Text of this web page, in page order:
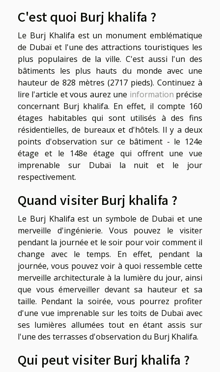
C'est quoi Burj khalifa ?
Le Burj Khalifa est un monument emblématique
de Dubaï et l'une des attractions touristiques les
plus populaires de la ville. C'est aussi l'un des
bâtiments les plus hauts du monde avec une
hauteur de 828 mètres (2717 pieds). Continuez à
lire l'article et vous aurez une information précise
concernant Burj khalifa. En effet, il compte 160
étages habitables qui sont utilisés à des fins
résidentielles, de bureaux et d'hôtels. Il y a deux
points d'observation sur ce bâtiment - le 124e
étage et le 148e étage qui offrent une vue
imprenable sur Dubaï la nuit et le jour
respectivement.
Quand visiter Burj khalifa ?
Le Burj Khalifa est un symbole de Dubaï et une
merveille d'ingénierie. Vous pouvez le visiter
pendant la journée et le soir pour voir comment il
change avec le temps. En effet, pendant la
journée, vous pouvez voir à quoi ressemble cette
merveille architecturale à la lumière du jour, ainsi
que vous émerveiller devant sa hauteur et sa
taille. Pendant la soirée, vous pourrez profiter
d'une vue imprenable sur les toits de Dubaï avec
ses lumières allumées tout en étant assis sur
l'une des terrasses d'observation du Burj Khalifa.
Qui peut visiter Burj khalifa ?